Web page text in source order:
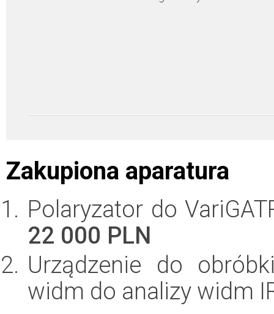
Zakupiona aparatura
Polaryzator do
22 000 PLN
Urządzenie do
widm do analizy widm